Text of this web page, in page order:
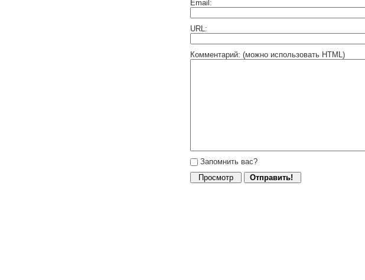
Email:
URL:
Комментарий: (можно использовать HTML)
Запомнить вас?